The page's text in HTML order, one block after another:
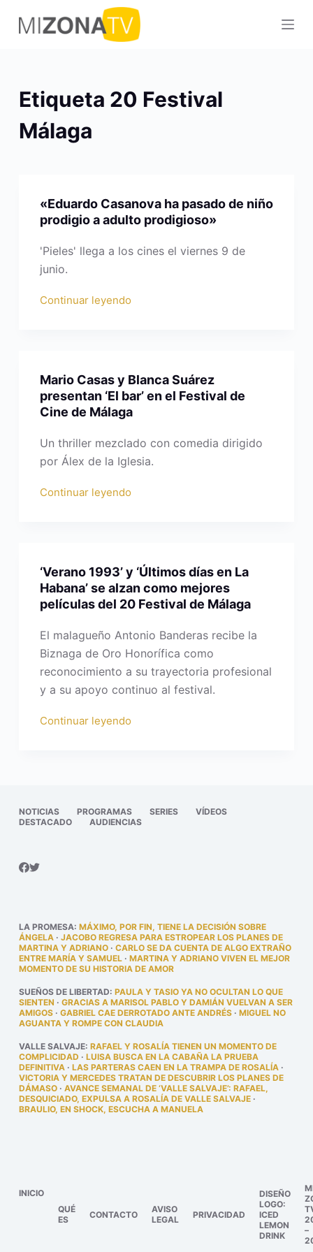
S
a
a
a
Etiqueta 20 Festival
Málaga
«Eduardo Casanova ha pasado de niño
prodigio a adulto prodigioso»
'Pieles' llega a los cines el viernes 9 de
junio.
Continuar leyendo
Mario Casas y Blanca Suárez
presentan ‘El bar’ en el Festival de
Cine de Málaga
Un thriller mezclado con comedia dirigido
por Álex de la Iglesia.
Continuar leyendo
‘Verano 1993’ y ‘Últimos días en La
Habana’ se alzan como mejores
películas del 20 Festival de Málaga
El malagueño Antonio Banderas recibe la
Biznaga de Oro Honorífica como
reconocimiento a su trayectoria profesional
y a su apoyo continuo al festival.
Continuar leyendo
NOTICIAS PROGRAMAS SERIES
VÍDEOS
DESTACADO
AUDIENCIAS
LA PROMESA: MÁXIMO, POR FIN, TIENE LA DECISIÓN SOBRE
ÁNGELA· JACOBO REGRESA PARA ESTROPEAR LOS PLANES DE
MARTINA Y ADRIANO· CARLO SE DA CUENTA DE ALGO EXTRAÑO
ENTRE MARÍA Y SAMUEL· MARTINA Y ADRIANO VIVEN EL MEJOR
MOMENTO DE SU HISTORIA DE AMOR
SUEÑOS DE LIBERTAD: PAULA Y TASIO YA NO OCULTAN LO QUE
SIENTEN · GRACIAS A MARISOL PABLO Y DAMIÁN VUELVAN A SER
AMIGOS· GABRIEL CAE DERROTADO ANTE ANDRÉS· MIGUEL NO
AGUANTA Y ROMPE CON CLAUDIA
VALLE SALVAJE: RAFAEL Y ROSALÍA TIENEN UN MOMENTO DE
COMPLICIDAD · LUISA BUSCA EN LA CABAÑA LA PRUEBA
DEFINITIVA· LAS PARTERAS CAEN EN LA TRAMPA DE ROSALÍA·
VICTORIA Y MERCEDES TRATAN DE DESCUBRIR LOS PLANES DE
DÁMASO· AVANCE SEMANAL DE ‘VALLE SALVAJE’: RAFAEL,
DESQUICIADO, EXPULSA A ROSALÍA DE VALLE SALVAJE·
BRAULIO, EN SHOCK, ESCUCHA A MANUELA
INICIO
QUÉ
ES
CONTACTO
AVISO
LEGAL
PRIVACIDAD
DISEÑO
LOGO:
ICED
LEMON
DRINK
–